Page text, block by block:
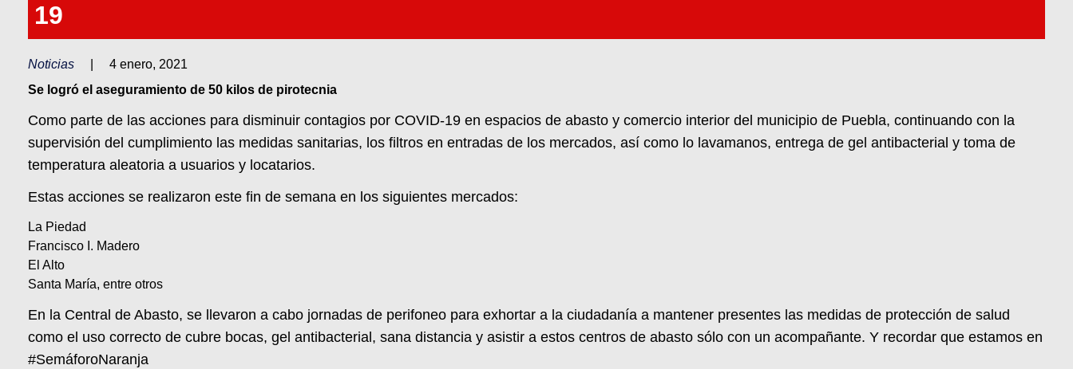
19
Noticias
4 enero, 2021
Se logró el aseguramiento de 50 kilos de pirotecnia
Como parte de las acciones para disminuir contagios por COVID-19 en espacios de abasto y comercio interior del municipio de Puebla, continuando con la
supervisión del cumplimiento las medidas sanitarias, los filtros en entradas de los mercados, así como lo lavamanos, entrega de gel antibacterial y toma de
temperatura aleatoria a usuarios y locatarios.
Estas acciones se realizaron este fin de semana en los siguientes mercados:
La Piedad
Francisco I. Madero
El Alto
Santa María, entre otros
En la Central de Abasto, se llevaron a cabo jornadas de perifoneo para exhortar a la ciudadanía a mantener presentes las medidas de protección de salud
como el uso correcto de cubre bocas, gel antibacterial, sana distancia y asistir a estos centros de abasto sólo con un acompañante. Y recordar que estamos en
#SemáforoNaranja